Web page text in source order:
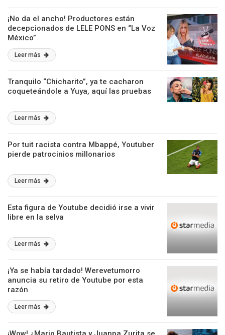
¡No da el ancho! Productores están
decepcionados de LELE PONS en “La Voz
México”
Leer más
Tranquilo “Chicharito”, ya te cacharon
coqueteándole a Yuya, aquí las pruebas
Leer más
Por tuit racista contra Mbappé, Youtuber
pierde patrocinios millonarios
Leer más
Esta figura de Youtube decidió irse a vivir
libre en la selva
Leer más
¡Ya se había tardado! Werevetumorro
anuncia su retiro de Youtube por esta
razón
Leer más